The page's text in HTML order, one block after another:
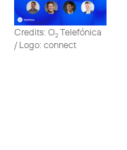
Credits: O2Telefónica
/ Logo: connect